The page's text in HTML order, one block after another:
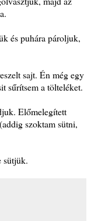
és puhára pároljuk,
sajt. Én még egy
sűrítsem a tölteléket.
Előmelegített
szoktam sütni,
sütjük.